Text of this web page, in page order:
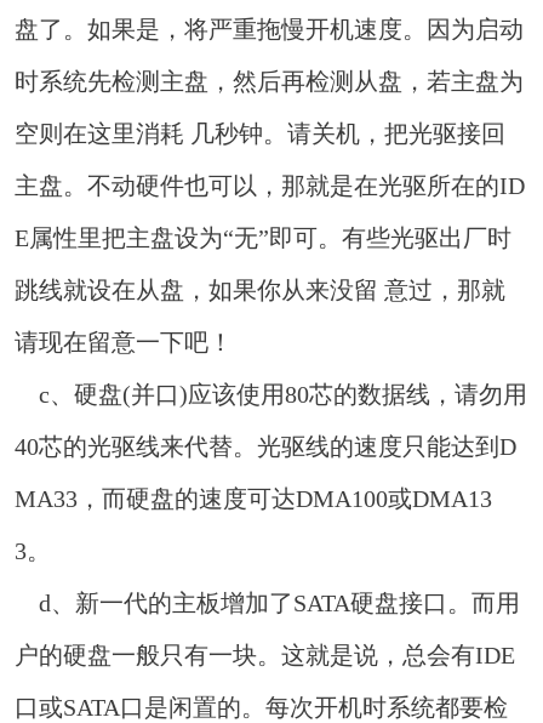
盘了。如果是，将严重拖慢开机速度。因为启动
时系统先检测主盘，然后再检测从盘，若主盘为
空则在这里消耗 几秒钟。请关机，把光驱接回
主盘。不动硬件也可以，那就是在光驱所在的ID
E属性里把主盘设为“无”即可。有些光驱出厂时
跳线就设在从盘，如果你从来没留 意过，那就
请现在留意一下吧！
c、硬盘(并口)应该使用80芯的数据线，请勿用
40芯的光驱线来代替。光驱线的速度只能达到D
MA33，而硬盘的速度可达DMA100或DMA13
3。
d、新一代的主板增加了SATA硬盘接口。而用
户的硬盘一般只有一块。这就是说，总会有IDE
口或SATA口是闲置的。每次开机时系统都要检